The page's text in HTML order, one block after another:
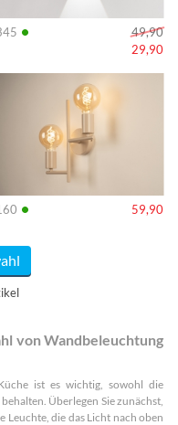
•
49,90
29,90
• 59,90
von Wandbeleuchtung
ist es wichtig, sowohl die
Überlegen Sie zunächst,
Leuchte, die das Licht nach oben